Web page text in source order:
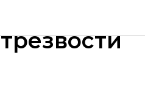
11
трезвости